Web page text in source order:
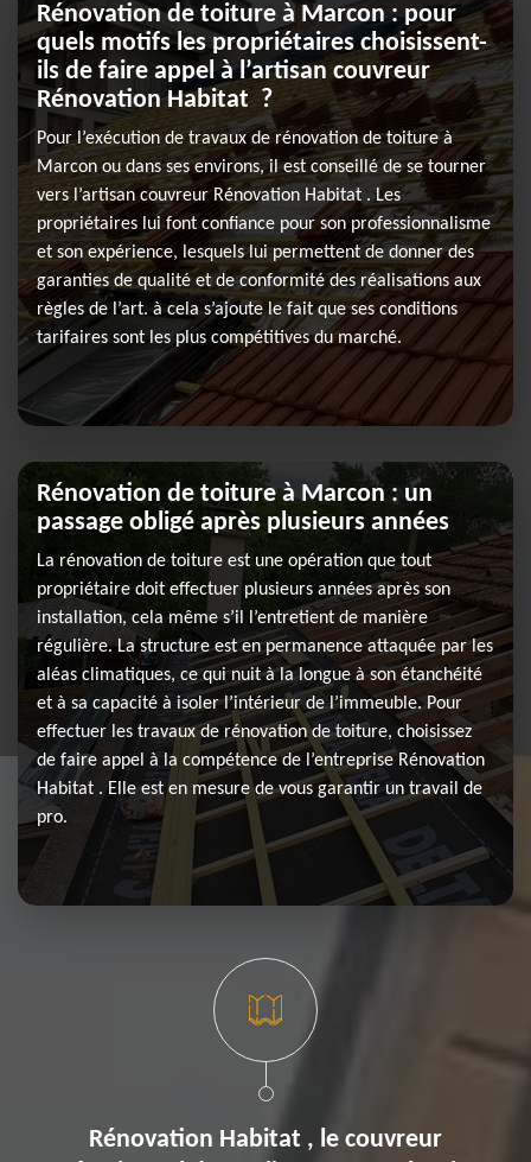
Rénovation de toiture à Marcon : pour
quels motifs les propriétaires choisissent-
ils de faire appel à l’artisan couvreur
Rénovation Habitat ?
Pour l’exécution de travaux de rénovation de toiture à
Marcon ou dans ses environs, il est conseillé de se tourner
vers l’artisan couvreur Rénovation Habitat . Les
propriétaires lui font confiance pour son professionnalisme
et son expérience, lesquels lui permettent de donner des
garanties de qualité et de conformité des réalisations aux
règles de l’art. à cela s’ajoute le fait que ses conditions
tarifaires sont les plus compétitives du marché.
Rénovation de toiture à Marcon : un
passage obligé après plusieurs années
La rénovation de toiture est une opération que tout
propriétaire doit effectuer plusieurs années après son
installation, cela même s’il l’entretient de manière
régulière. La structure est en permanence attaquée par les
aléas climatiques, ce qui nuit à la longue à son étanchéité
et à sa capacité à isoler l’intérieur de l’immeuble. Pour
effectuer les travaux de rénovation de toiture, choisissez
de faire appel à la compétence de l’entreprise Rénovation
Habitat . Elle est en mesure de vous garantir un travail de
pro.
Rénovation Habitat , le couvreur